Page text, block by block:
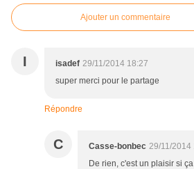
Ajouter un commentaire
I isadef 29/11/2014 18:27
super merci pour le partage
Répondre
C Casse-bonbec 29/11/2014
De rien, c'est un plaisir si